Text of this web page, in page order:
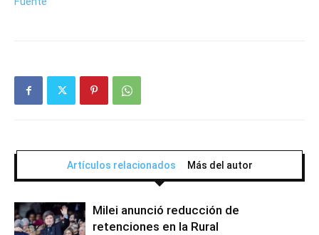
Artículos relacionados Más del autor
Milei anunció reducción de
retenciones en la Rural